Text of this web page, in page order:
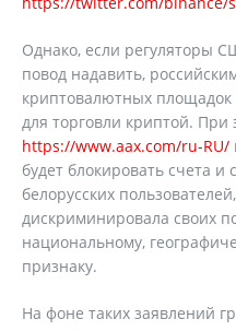
Однако, если регуляторы
повод надавить,
криптовалютных
для торговли криптой. При
https://www.aax.com/ru-RU/
будет блокировать счета и
белорусских
дискриминировала своих
национальному,
признаку.
На фоне таких заявлений